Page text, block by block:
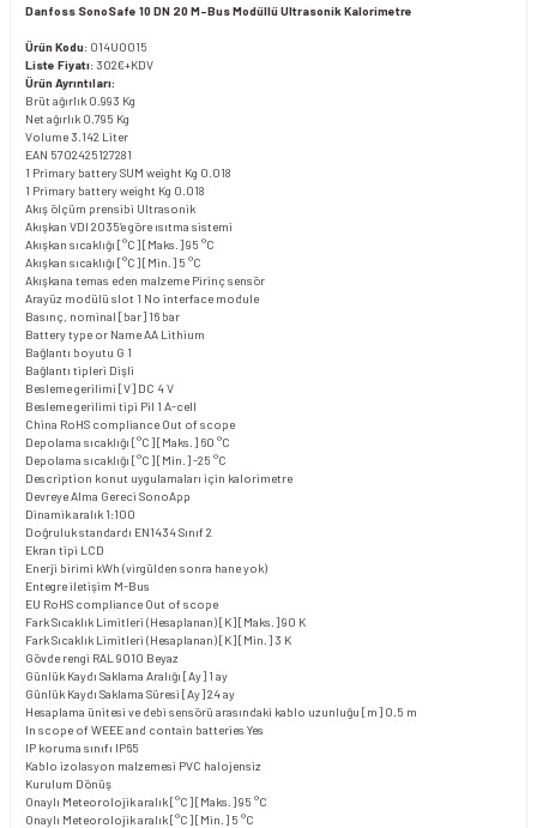
Danfoss SonoSafe 10 DN 20 M-Bus Modüllü Ultrasonik Kalorimetre
Ürün Kodu: 014U0015
Liste Fiyatı: 302€+KDV
Ürün Ayrıntıları:
Brüt ağırlık 0.993 Kg
Net ağırlık 0.795 Kg
Volume 3.142 Liter
EAN 5702425127281
1 Primary battery SUM weight Kg 0.018
1 Primary battery weight Kg 0.018
Akış ölçüm prensibi Ultrasonik
Akışkan VDI 2035’e göre ısıtma sistemi
Akışkan sıcaklığı [°C] [Maks.]95 °C
Akışkan sıcaklığı [°C] [Min.] 5 °C
Akışkana temas eden malzeme Pirinç sensör
Arayüz modülü slot 1 No interface module
Basınç, nominal [bar] 16 bar
Battery type or NameAA Lithium
Bağlantı boyutu G 1
Bağlantı tipleri Dişli
Besleme gerilimi [V] DC 4 V
Besleme gerilimi tipi Pil 1 A-cell
China RoHS compliance Out of scope
Depolama sıcaklığı [°C] [Maks.] 60 °C
Depolama sıcaklığı [°C] [Min.]-25 °C
Description konut uygulamaları için kalorimetre
Devreye Alma Gereci SonoApp
Dinamik aralık 1:100
Doğruluk standardı EN1434 Sınıf 2
Ekran tipi LCD
Enerji birimi kWh (virgülden sonra hane yok)
Entegre iletişim M-Bus
EU RoHS compliance Out of scope
Fark Sıcaklık Limitleri (Hesaplanan) [K] [Maks.]90 K
Fark Sıcaklık Limitleri (Hesaplanan) [K] [Min.] 3 K
Gövde rengi RAL 9010 Beyaz
Günlük Kaydı Saklama Aralığı [Ay] 1 ay
Günlük Kaydı Saklama Süresi [Ay]24 ay
Hesaplama ünitesi ve debi sensörü arasındaki kablo uzunluğu [m] 0.5 m
In scope of WEEE and contain batteries Yes
IP koruma sınıfı IP65
Kablo izolasyon malzemesi PVC halojensiz
Kurulum Dönüş
Onaylı Meteorolojik aralık [°C] [Maks.]95 °C
Onaylı Meteorolojik aralık [°C] [Min.] 5 °C